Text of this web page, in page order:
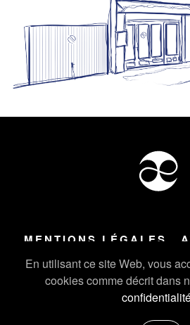
En utilisant ce site Web, vous
cookies comme décrit dans
MENTIONS LÉGALES